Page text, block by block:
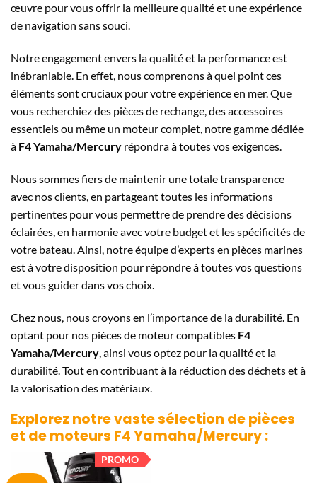
œuvre pour vous offrir la meilleure qualité et une expérience
de navigation sans souci.
Notre engagement envers la qualité et la performance est
inébranlable. En effet, nous comprenons à quel point ces
éléments sont cruciaux pour votre expérience en mer. Que
vous recherchiez des pièces de rechange, des accessoires
essentiels ou même un moteur complet, notre gamme dédiée
à F4 Yamaha/Mercury répondra à toutes vos exigences.
Nous sommes fiers de maintenir une totale transparence
avec nos clients, en partageant toutes les informations
pertinentes pour vous permettre de prendre des décisions
éclairées, en harmonie avec votre budget et les spécificités de
votre bateau. Ainsi, notre équipe d’experts en pièces marines
est à votre disposition pour répondre à toutes vos questions
et vous guider dans vos choix.
Chez nous, nous croyons en l’importance de la durabilité. En
optant pour nos pièces de moteur compatibles F4
Yamaha/Mercury , ainsi vous optez pour la qualité et la
durabilité. Tout en contribuant à la réduction des déchets et à
la valorisation des matériaux.
Explorez notre vaste sélection de pièces
et de moteurs F4 Yamaha/Mercury:
PROMO